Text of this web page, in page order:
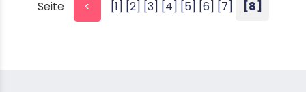
Seite
< [1] [2] [3] [4] [5] [6] [7] [8]